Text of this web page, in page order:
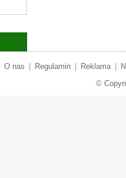
O nas Regulamin Reklama
©